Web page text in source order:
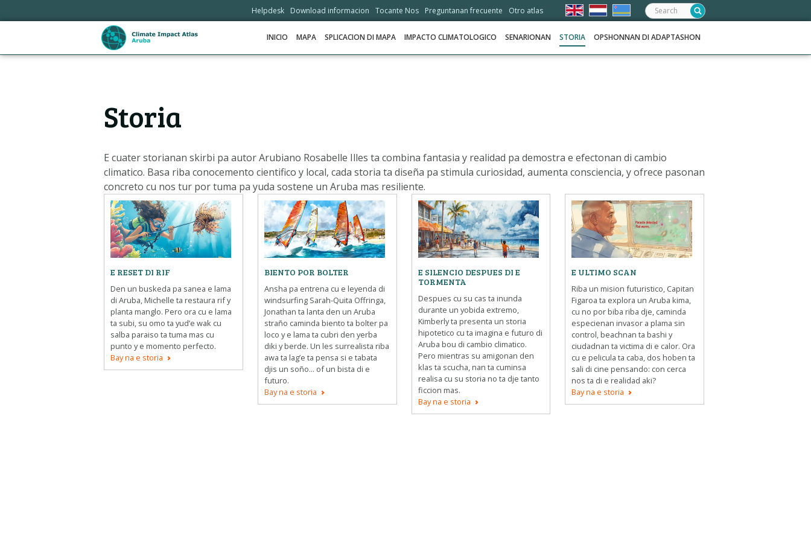
links
INICIO MAPA SPLICACION DI MAPA IMPACTO CLIMATOLOGICO SENARIONAN STORIA OPSHONNAN DI ADAPTASHON
Helpdesk Download informacion Tocante Nos Preguntanan frecuente Otro atlas
Frontend
search:
Storia
E cuater storianan skirbi pa autor Arubiano Rosabelle Illes ta combina fantasia y realidad pa demostra e efectonan di cambio
climatico. Basa riba conocemento cientifico y local, cada storia ta diseña pa stimula curiosidad, aumenta consciencia, y ofrece pasonan
concreto cu nos tur por tuma pa yuda sostene un Aruba mas resiliente.
E RESET DI RIF
Den un buskeda pa sanea e lama
di Aruba, Michelle ta restaura rif y
planta manglo. Pero ora cu e lama
ta subi, su omo ta yud’e wak cu
salba paraiso ta tuma mas cu
punto y e momento perfecto.
Bay na e storia
BIENTO POR BOLTER
Ansha pa entrena cu e leyenda di
windsurfing Sarah-Quita Offringa,
Jonathan ta lanta den un Aruba
straño caminda biento ta bolter pa
loco y e lama ta cubri den yerba
diki y berde. Un les surrealista riba
awa ta lag’e ta pensa si e tabata
djis un soño... of un bista di e
futuro.
Bay na e storia
E SILENCIO DESPUES DI E
TORMENTA
Despues cu su cas ta inunda
durante un yobida extremo,
Kimberly ta presenta un storia
hipotetico cu ta imagina e futuro di
Aruba bou di cambio climatico.
Pero mientras su amigonan den
klas ta scucha, nan ta cuminsa
realisa cu su storia no ta dje tanto
ficcion mas.
Bay na e storia
E ULTIMO SCAN
Riba un mision futuristico, Capitan
Figaroa ta explora un Aruba kima,
cu no por biba riba dje, caminda
especienan invasor a plama sin
control, beachnan ta bashi y
ciudadnan ta victima di e calor. Ora
cu e pelicula ta caba, dos hoben ta
sali di cine pensando: con cerca
nos ta di e realidad aki?
Bay na e storia
IMPACTO CLIMATOLOGICO
SENARIONAN
STORIA
OPSHONNAN DI ADAPTASHON
Metanavigatie
HELPDESK
DOWNLOAD INFORMACION
TOCANTE NOS
PREGUNTANAN FRECUENTE
OTRO ATLAS